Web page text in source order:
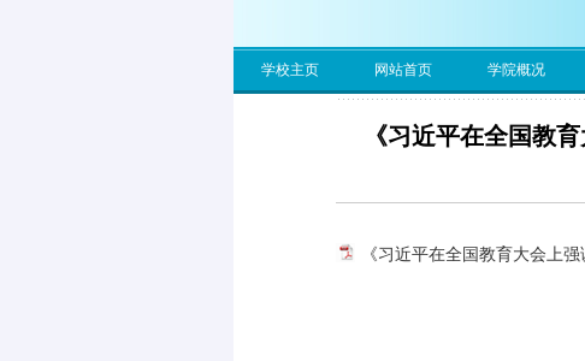
学校主页 网站首页 学院概况
《习近平在全国教
《习近平在全国教育大会上